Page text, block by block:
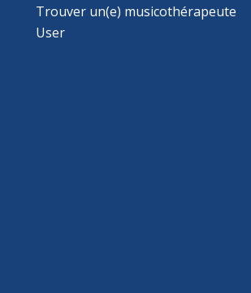
Trouver un(e) musicothérapeute
User